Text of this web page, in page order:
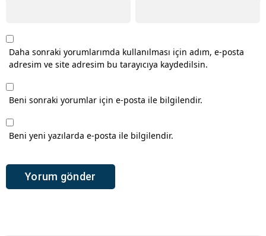
Daha sonraki yorumlarımda kullanılması için adım, e-posta
adresim ve site adresim bu tarayıcıya kaydedilsin.
Beni sonraki yorumlar için e-posta ile bilgilendir.
Beni yeni yazılarda e-posta ile bilgilendir.